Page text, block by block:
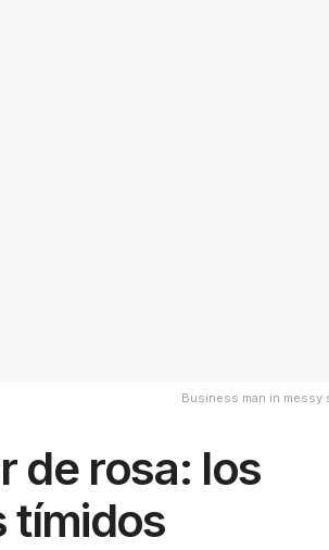
Business man in
de rosa: los
tímidos